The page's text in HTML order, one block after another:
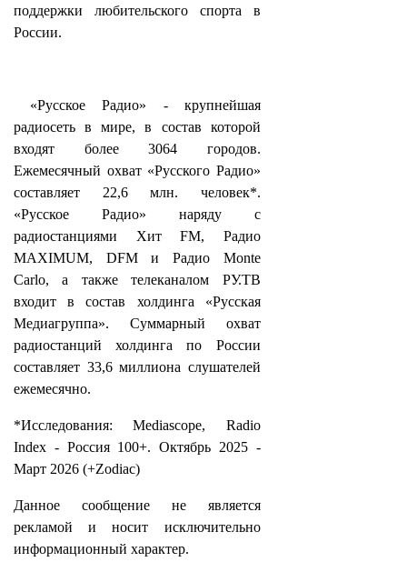
поддержки любительского спорта в
России.
«Русское Радио» - крупнейшая
радиосеть в мире, в состав которой
входят более 3064 городов.
Ежемесячный охват «Русского Радио»
составляет 22,6 млн. человек*.
«Русское Радио» наряду с
радиостанциями Хит FM, Радио
MAXIMUM, DFM и Радио Monte
Carlo, а также телеканалом РУ.ТВ
входит в состав холдинга «Русская
Медиагруппа». Суммарный охват
радиостанций холдинга по России
составляет 33,6 миллиона слушателей
ежемесячно.
*Исследования: Mediascope, Radio
Index - Россия 100+. Октябрь 2025 -
Март 2026 (+Zodiac)
Данное сообщение не является
рекламой и носит исключительно
информационный характер.